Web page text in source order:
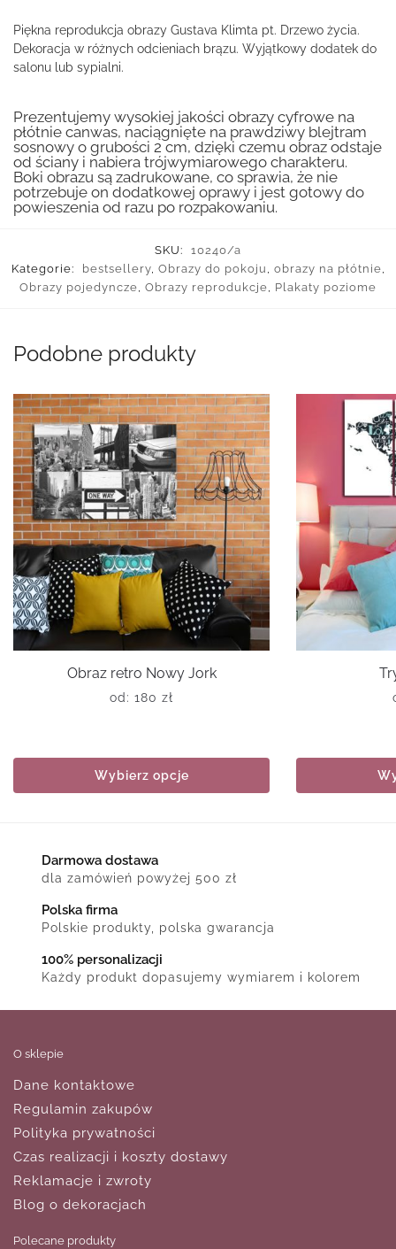
Piękna reprodukcja obrazy Gustava Klimta pt. Drzewo życia.
Dekoracja w różnych odcieniach brązu. Wyjątkowy dodatek do
salonu lub sypialni.
Prezentujemy wysokiej jakości obrazy cyfrowe na
płótnie canwas, naciągnięte na prawdziwy blejtram
sosnowy o grubości 2 cm, dzięki czemu obraz odstaje
od ściany i nabiera trójwymiarowego charakteru.
Boki obrazu są zadrukowane, co sprawia, że nie
potrzebuje on dodatkowej oprawy i jest gotowy do
powieszenia od razu po rozpakowaniu.
SKU:
10240/a
Kategorie:
bestsellery, Obrazy do pokoju , obrazy na płótnie,
Obrazy pojedyncze, Obrazy reprodukcje, Plakaty poziome
Podobne produkty
Obraz retro Nowy Jork
od: 180 zł
Wybierz opcje
Darmowa dostawa
dla zamówień powyżej 500 zł
Polska firma
Polskie produkty, polska gwarancja
100% personalizacji
Każdy produkt dopasujemy wymiarem i kolorem
O sklepie
Dane kontaktowe
Regulamin zakupów
Polityka prywatności
Czas realizacji i koszty dostawy
Reklamacje i zwroty
Blog o dekoracjach
Polecane produkty